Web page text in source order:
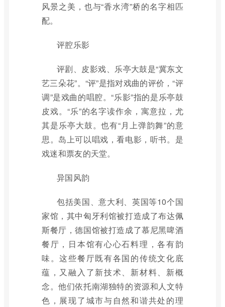
风景之美，也与“香水湾”桥的名字相匹
配。
评腔乐影
评剧、皮影戏、乐亭大鼓是“冀东文
艺三朵花”。“评”是指对戏曲的评价，“评
调”是戏曲的唱腔。“乐影”指的是乐亭鼓
皮戏。“乐”的名字读作余，寓意拉，尤
其是乐亭大鼓。也有“月上弹韵舞”的意
思。岛上可以唱戏，看电影，听书。是
戏迷和票友的天堂。
异国风韵
包括美国、意大利、英国等10个国
家馆，其中匈牙利馆被打造成了布达佩
斯餐厅，德国馆被打造成了慕尼黑啤酒
餐厅，日本馆有心心石料理，各有韵
味。这些餐厅既有各国的传统文化底
蕴，又融入了新技术、新材料、新概
念。他们依托南湖独特的资源和人文特
色，展现了城市与自然和谐共处的理